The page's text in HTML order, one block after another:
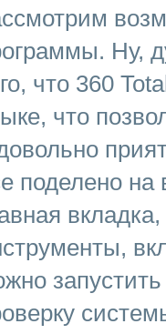
Ну,
что 360
что
поделено на